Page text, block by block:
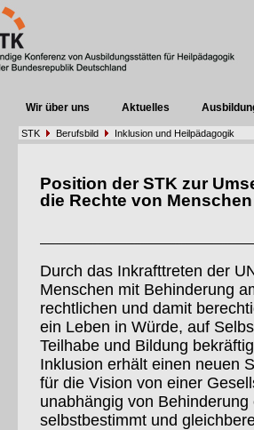
Wir über uns Aktuelles
STK Berufsbild Inklusion und Heilpädagogik
Position der STK zur
die Rechte von
Durch das Inkrafttreten der
Menschen mit Behinderung
rechtlichen und damit
ein Leben in Würde, auf
Teilhabe und Bildung
Inklusion erhält einen neuen
für die Vision von einer
unabhängig von
selbstbestimmt und